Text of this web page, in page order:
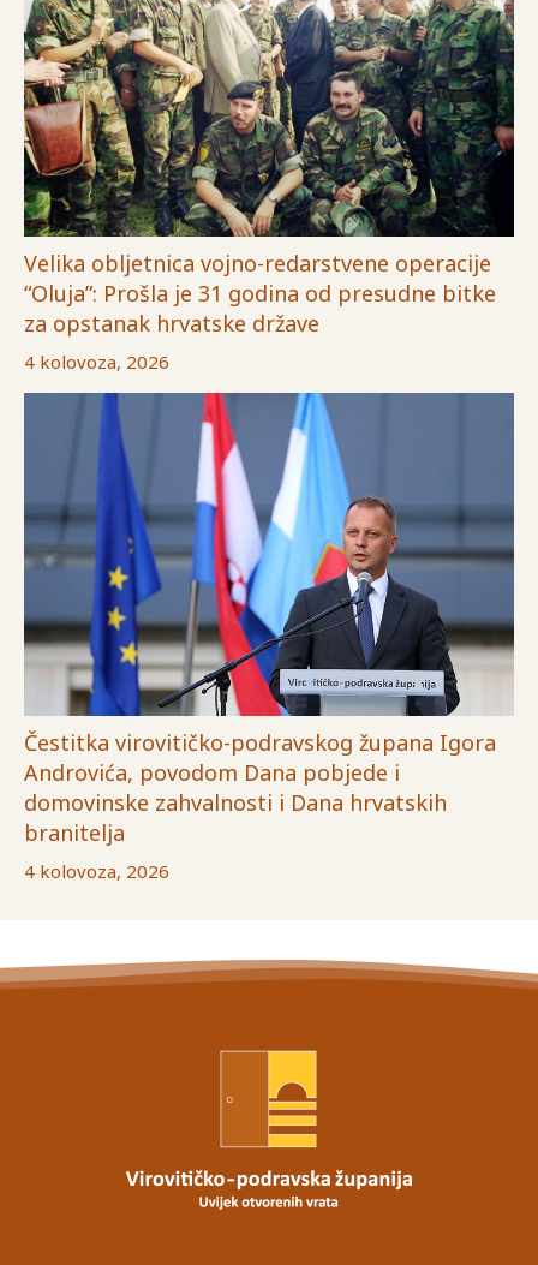
Velika obljetnica vojno-redarstvene operacije
“Oluja”: Prošla je 31 godina od presudne bitke
za opstanak hrvatske države
4 kolovoza, 2026
Čestitka virovitičko-podravskog župana Igora
Androvića, povodom Dana pobjede i
domovinske zahvalnosti i Dana hrvatskih
branitelja
4 kolovoza, 2026